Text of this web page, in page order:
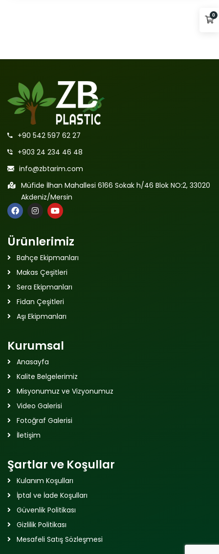
+90 542 597 62 27
+903 24 234 46 48
info@zbtarim.com
Müfide İlhan Mahallesi 6166 Sokak h/46 Blok NO:2, 33020
Akdeniz/Mersin
Ürünlerimiz
Bahçe Ekipmanları
Makas Çeşitleri
Sera Ekipmanları
Fidan Çeşitleri
Aşı Ekipmanları
Kurumsal
Anasayfa
Kalite Belgelerimiz
Misyonumuz ve Vizyonumuz
Video Galerisi
Fotoğraf Galerisi
İletişim
Şartlar ve Koşullar
Kulanım Koşulları
İptal ve İade Koşulları
Güvenlik Politikası
Gizlilik Politikası
Mesafeli Satış Sözleşmesi
0